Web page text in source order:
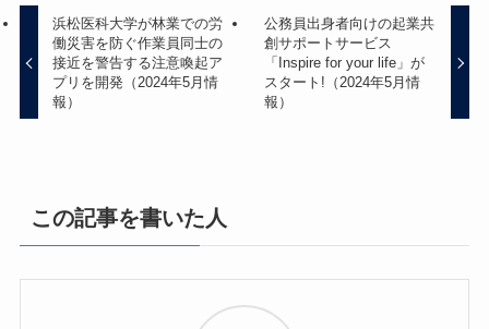
浜松医科大学が林業での労
働災害を防ぐ作業員同士の
接近を警告する注意喚起ア
プリを開発（2024年5月情
報）
公務員出身者向けの起業共
創サポートサービス
「Inspire for your life」が
スタート!（2024年5月情
報）
この記事を書いた人